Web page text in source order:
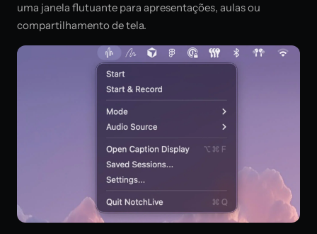
uma janela flutuante para apresentações, aulas ou
compartilhamento de tela.